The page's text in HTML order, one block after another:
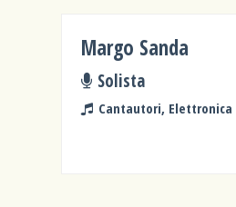
Margo Sanda
Solista
Cantautori, Elettronica